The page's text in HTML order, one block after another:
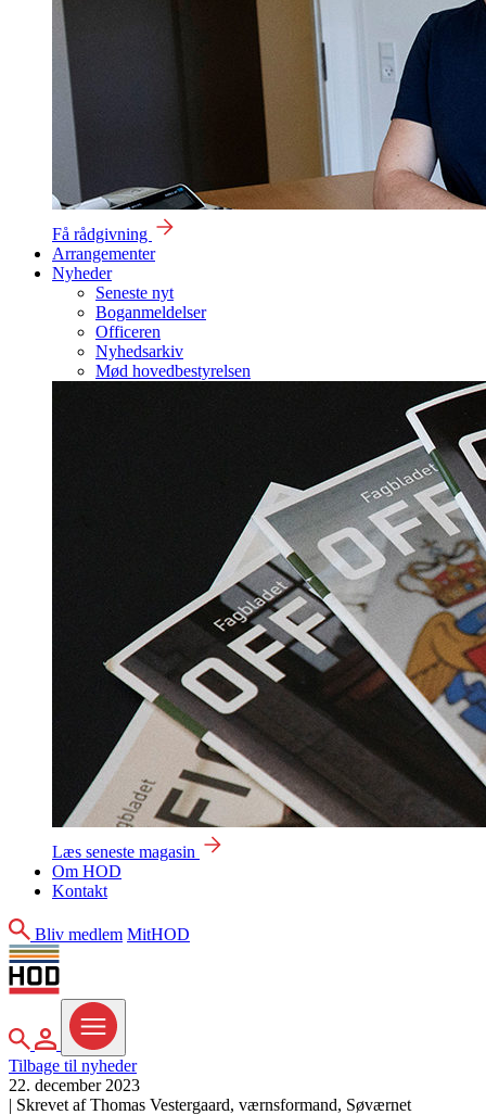
Få rådgivning
Arrangementer
Nyheder
Seneste nyt
Boganmeldelser
Officeren
Nyhedsarkiv
Mød hovedbestyrelsen
Læs seneste magasin
Om HOD
Kontakt
Søg
Bliv medlem MitHOD
MitHOD
Menu
Tilbage til nyheder
22. december 2023
| Skrevet af Thomas Vestergaard, værnsformand, Søværnet